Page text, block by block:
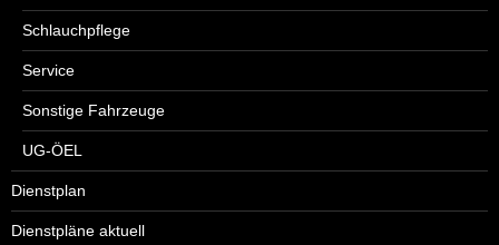
Schlauchpflege
Service
Sonstige Fahrzeuge
UG-ÖEL
Dienstplan
Dienstpläne aktuell